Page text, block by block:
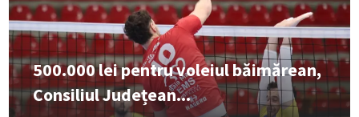
500.000 lei pentru voleiul băimărean,
Consiliul Județean...